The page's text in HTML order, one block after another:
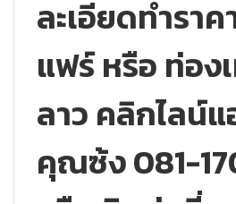
ละเอียดทำรา
แฟร์ หรือ ท่อง
ลาว คลิกไลน์
คุณซ้ง 081-